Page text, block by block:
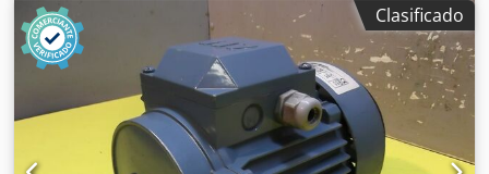
rpm -Eje: Ø 42 x 110 mm -Tipo de construcción: B3 -
Dimensiones: 640/310/A370 mm -Peso: 115 kg
Clasificado